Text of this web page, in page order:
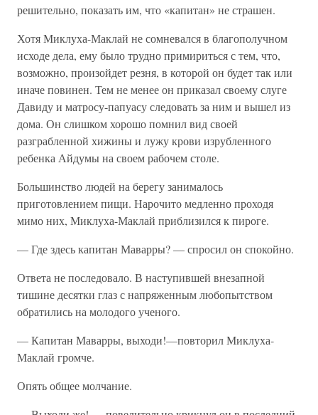
решительно, показать им, что «капитан» не страшен.
Хотя Миклуха-Маклай не сомневался в благополучном
исходе дела, ему было трудно примириться с тем, что,
возможно, произойдет резня, в которой он будет так или
иначе повинен. Тем не менее он приказал своему слуге
Давиду и матросу-папуасу следовать за ним и вышел из
дома. Он слишком хорошо помнил вид своей
разграбленной хижины и лужу крови изрубленного
ребенка Айдумы на своем рабочем столе.
Большинство людей на берегу занималось
приготовлением пищи. Нарочито медленно проходя
мимо них, Миклуха-Маклай приблизился к пироге.
— Где здесь капитан Маварры? — спросил он спокойно.
Ответа не последовало. В наступившей внезапной
тишине десятки глаз с напряженным любопытством
обратились на молодого ученого.
— Капитан Маварры, выходи!—повторил Миклуха-
Маклай громче.
Опять общее молчание.